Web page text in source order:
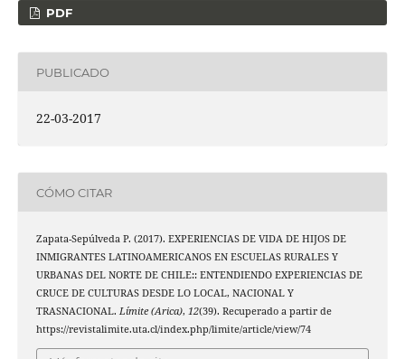
PDF
PUBLICADO
22-03-2017
CÓMO CITAR
Zapata-Sepúlveda P. (2017). EXPERIENCIAS DE VIDA DE HIJOS DE
INMIGRANTES LATINOAMERICANOS EN ESCUELAS RURALES Y
URBANAS DEL NORTE DE CHILE:: ENTENDIENDO EXPERIENCIAS DE
CRUCE DE CULTURAS DESDE LO LOCAL, NACIONAL Y
TRASNACIONAL. Límite (Arica), 12(39). Recuperado a partir de
https://revistalimite.uta.cl/index.php/limite/article/view/74